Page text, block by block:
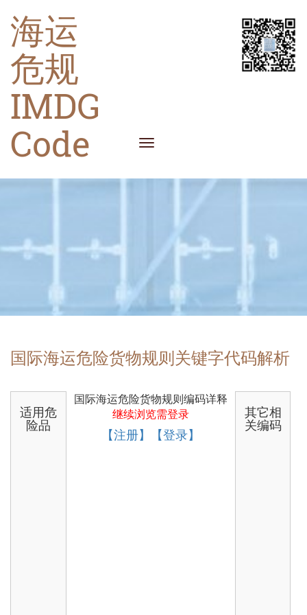
海运
危规
IMDG
Code
国际海运危险货物规则关键字代码解析
适用危
险品
国际海运危险货物规则编码详释
继续浏览需登录
【注册】【登录】
其它相
关编码